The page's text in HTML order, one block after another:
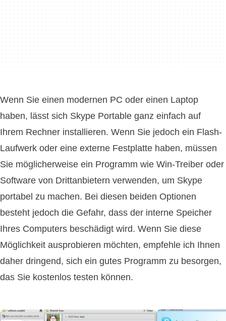
Wenn Sie einen modernen PC oder einen Laptop
haben, lässt sich Skype Portable ganz einfach auf
Ihrem Rechner installieren. Wenn Sie jedoch ein Flash-
Laufwerk oder eine externe Festplatte haben, müssen
Sie möglicherweise ein Programm wie Win-Treiber oder
Software von Drittanbietern verwenden, um Skype
portabel zu machen. Bei diesen beiden Optionen
besteht jedoch die Gefahr, dass der interne Speicher
Ihres Computers beschädigt wird. Wenn Sie diese
Möglichkeit ausprobieren möchten, empfehle ich Ihnen
daher dringend, sich ein gutes Programm zu besorgen,
das Sie kostenlos testen können.